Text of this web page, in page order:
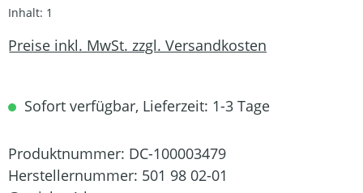
Inhalt: 1
Preise inkl. MwSt. zzgl. Versandkosten
Sofort verfügbar, Lieferzeit: 1-3 Tage
Produktnummer: DC-100003479
Herstellernummer: 501 98 02-01